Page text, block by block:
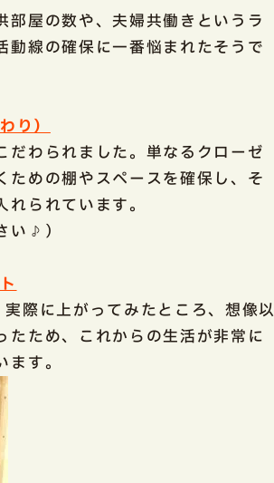
部屋の数や、夫婦共働きというラ
動線の確保に一番悩まれたそうで
り）
だわられました。単なるクローゼ
ための棚やスペースを確保し、そ
られています。
い♪）
際に上がってみたところ、想像以
たため、これからの生活が非常に
す。